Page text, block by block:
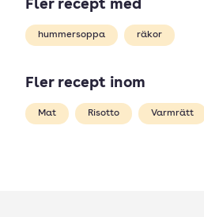
Fler recept med
hummersoppa räkor
Fler recept inom
Mat Risotto Varmrätt